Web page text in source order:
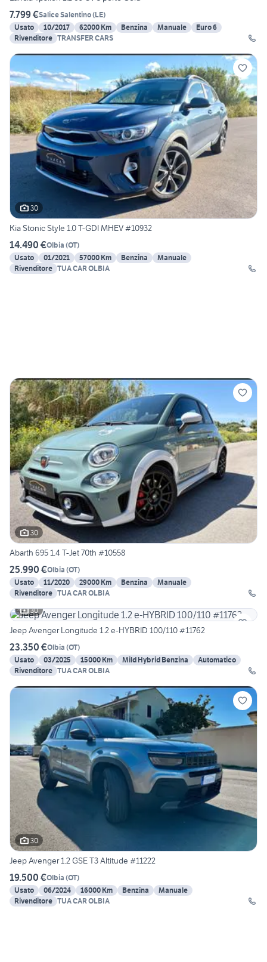
7.799 €Salice Salentino(LE)
Usato
10/2017 62000 Km Benzina Manuale
Euro 6
Rivenditore TRANSFER CARS
30
Kia Stonic Style 1.0 T-GDI MHEV #10932
14.490 €Olbia (OT)
Usato
01/2021 57000 Km Benzina
Manuale
Rivenditore TUA CAR OLBIA
30
Abarth 695 1.4 T-Jet 70th #10558
25.990 €Olbia (OT)
Usato
11/2020 29000 Km Benzina
Manuale
Rivenditore TUA CAR OLBIA
30
Jeep Avenger Longitude 1.2 e-HYBRID 100/110 #11762
23.350 €Olbia (OT)
Usato
03/2025 15000 Km Mild Hybrid Benzina
Automatico
Rivenditore TUA CAR OLBIA
30
Jeep Avenger 1.2 GSE T3 Altitude #11222
19.500 €Olbia (OT)
Usato
06/2024 16000 Km Benzina
Manuale
Rivenditore TUA CAR OLBIA